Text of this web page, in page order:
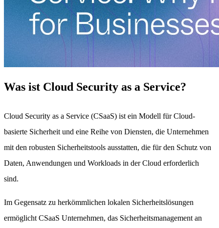
Was ist Cloud Security as a Service?
Cloud Security as a Service (CSaaS) ist ein Modell für Cloud-
basierte Sicherheit und eine Reihe von Diensten, die Unternehmen
mit den robusten Sicherheitstools ausstatten, die für den Schutz von
Daten, Anwendungen und Workloads in der Cloud erforderlich
sind.
Im Gegensatz zu herkömmlichen lokalen Sicherheitslösungen
ermöglicht CSaaS Unternehmen, das Sicherheitsmanagement an